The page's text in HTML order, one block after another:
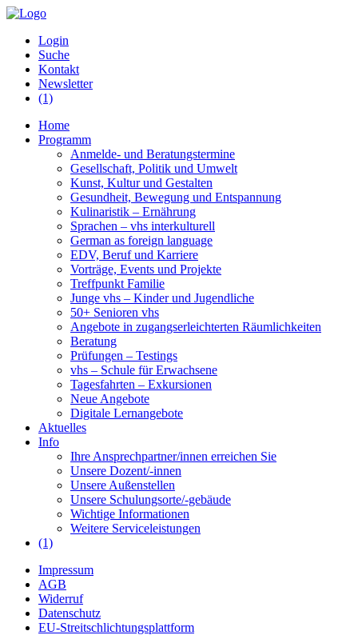
Login
Suche
Kontakt
Newsletter
(1)
Home
Programm
Anmelde- und Beratungstermine
Gesellschaft, Politik und Umwelt
Kunst, Kultur und Gestalten
Gesundheit, Bewegung und Entspannung
Kulinaristik – Ernährung
Sprachen – vhs interkulturell
German as foreign language
EDV, Beruf und Karriere
Vorträge, Events und Projekte
Treffpunkt Familie
Junge vhs – Kinder und Jugendliche
50+ Senioren vhs
Angebote in zugangserleichterten Räumlichkeiten
Beratung
Prüfungen – Testings
vhs – Schule für Erwachsene
Tagesfahrten – Exkursionen
Neue Angebote
Digitale Lernangebote
Aktuelles
Info
Ihre Ansprechpartner/innen erreichen Sie
Unsere Dozent/-innen
Unsere Außenstellen
Unsere Schulungsorte/-gebäude
Wichtige Informationen
Weitere Serviceleistungen
(1)
Impressum
AGB
Widerruf
Datenschutz
EU-Streitschlichtungsplattform